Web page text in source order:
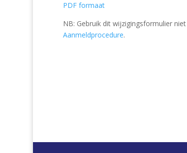
PDF formaat
NB: Gebruik dit wijzigingsformulier
Aanmeldprocedure.